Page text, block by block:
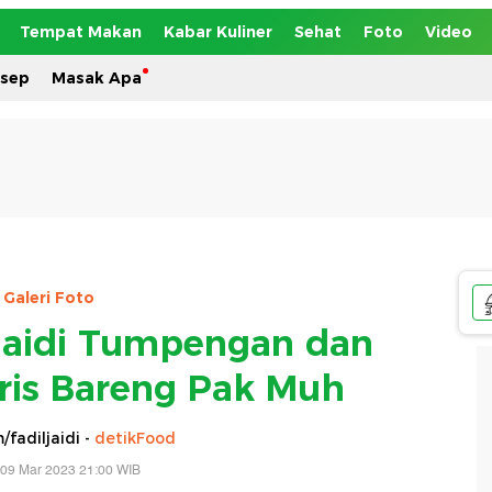
Tempat Makan Kabar Kuliner Sehat Foto Video
Masak Apa
Galeri Foto
Tumpengan dan
Bareng Pak Muh
fadiljaidi - detikFood
Mar 2023 21:00 WIB